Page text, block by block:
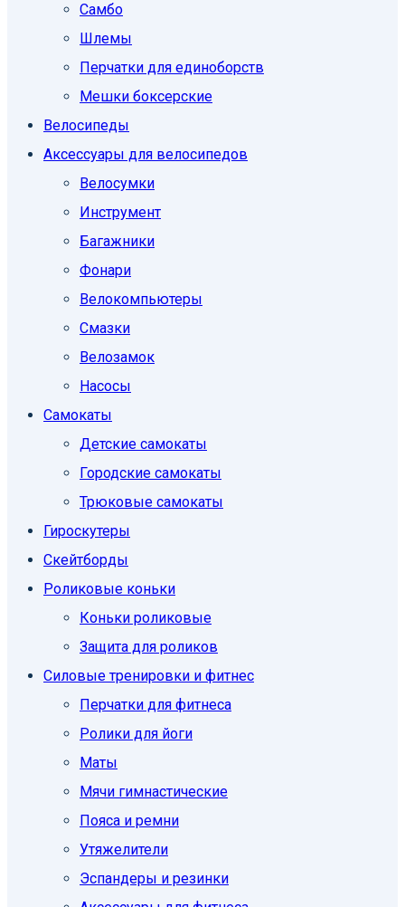
Самбо
Шлемы
Перчатки для единоборств
Мешки боксерские
Велосипеды
Аксессуары для велосипедов
Велосумки
Инструмент
Багажники
Фонари
Велокомпьютеры
Смазки
Велозамок
Насосы
Самокаты
Детские самокаты
Городские самокаты
Трюковые самокаты
Гироскутеры
Скейтборды
Роликовые коньки
Коньки роликовые
Защита для роликов
Силовые тренировки и фитнес
Перчатки для фитнеса
Ролики для йоги
Маты
Мячи гимнастические
Пояса и ремни
Утяжелители
Эспандеры и резинки